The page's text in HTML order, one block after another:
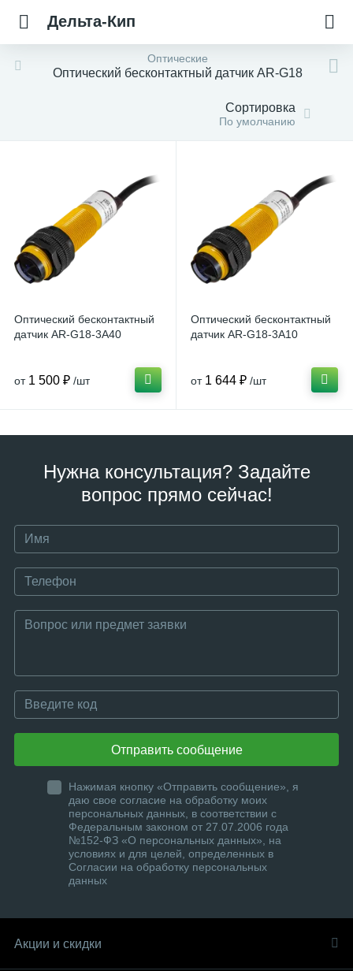
Дельта-Кип
Оптические
Оптический бесконтактный датчик AR-G18
Сортировка
По умолчанию
Оптический бесконтактный
датчик AR-G18-3A40
от 1 500 ₽ /шт
Оптический бесконтактный
датчик AR-G18-3A10
от 1 644 ₽ /шт
Нужна консультация? Задайте
вопрос прямо сейчас!
Отправить сообщение
Нажимая кнопку «Отправить сообщение», я
даю свое согласие на обработку моих
персональных данных, в соответствии с
Федеральным законом от 27.07.2006 года
№152-ФЗ «О персональных данных», на
условиях и для целей, определенных в
Согласии на обработку персональных
данных
Акции и скидки